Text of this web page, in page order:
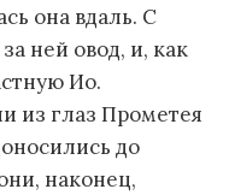
она вдаль. С
ней овод, и, как
Ио.
из глаз Прометея
до
наконец,